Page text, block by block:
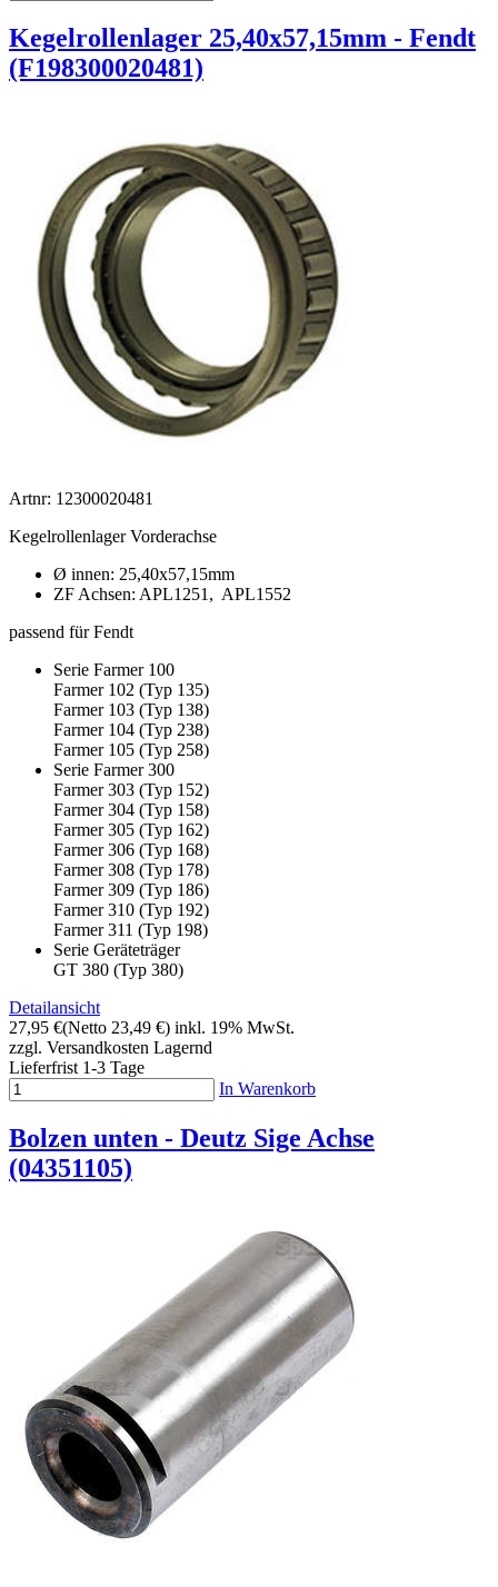
Kegelrollenlager 25,40x57,15mm - Fendt
(F198300020481)
Artnr: 12300020481
Kegelrollenlager Vorderachse
Ø innen: 25,40x57,15mm
ZF Achsen: APL1251, APL1552
passend für Fendt
Serie Farmer 100
Farmer 102 (Typ 135)
Farmer 103 (Typ 138)
Farmer 104 (Typ 238)
Farmer 105 (Typ 258)
Serie Farmer 300
Farmer 303 (Typ 152)
Farmer 304 (Typ 158)
Farmer 305 (Typ 162)
Farmer 306 (Typ 168)
Farmer 308 (Typ 178)
Farmer 309 (Typ 186)
Farmer 310 (Typ 192)
Farmer 311 (Typ 198)
Serie Geräteträger
GT 380 (Typ 380)
Detailansicht
27,95 €(Netto 23,49 €) inkl. 19% MwSt.
zzgl. Versandkosten Lagernd
Lieferfrist 1-3 Tage
In Warenkorb
Bolzen unten - Deutz Sige Achse
(04351105)